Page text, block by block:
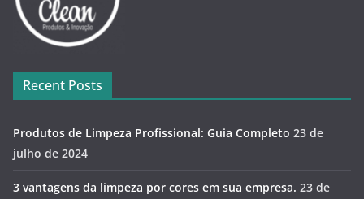
Recent Posts
Produtos de Limpeza Profissional: Guia Completo 23 de
julho de 2024
3 vantagens da limpeza por cores em sua empresa. 23 de